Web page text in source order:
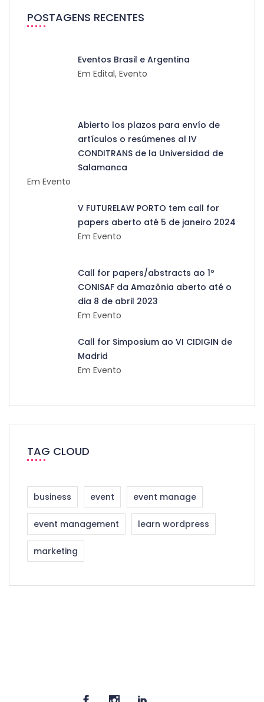
POSTAGENS RECENTES
Eventos Brasil e Argentina
Em Edital, Evento
Abierto los plazos para envío de
artículos o resúmenes al IV
CONDITRANS de la Universidad de
Salamanca
Em Evento
V FUTURELAW PORTO tem call for
papers aberto até 5 de janeiro 2024
Em Evento
Call for papers/abstracts ao 1º
CONISAF da Amazônia aberto até o
dia 8 de abril 2023
Em Evento
Call for Simposium ao VI CIDIGIN de
Madrid
Em Evento
TAG CLOUD
business event event manage
event management learn wordpress
marketing